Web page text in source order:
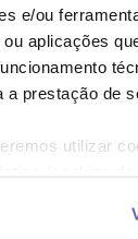
e/ou
aplicações
a prestação de
utilizar
de